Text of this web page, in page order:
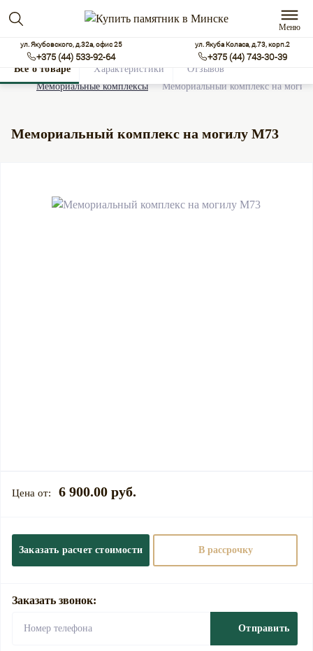
Меню
ул. Якубовского, д.32а, офис 25
+375 (44) 533-92-64
ул. Якуба Коласа, д.73, корп.2
+375 (44) 743-30-39
Мемориальные комплексы Мемориальный комплекс на
Мемориальный комплекс на могилу М73
Все о товаре Характеристики Отзывов
6 900.00 руб.
Заказать расчет стоимости В рассрочку
Заказать звонок:
Отправить